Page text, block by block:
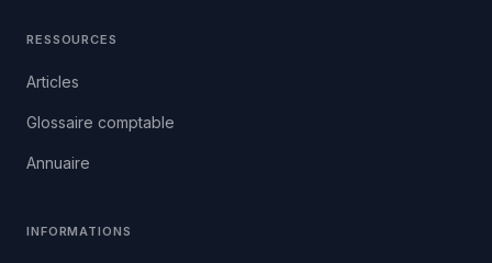
RESSOURCES
Articles
Glossaire comptable
Annuaire
INFORMATIONS